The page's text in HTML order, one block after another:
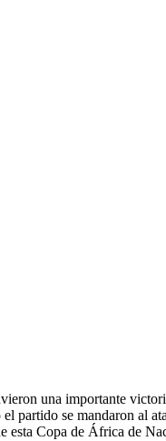
una importante
partido se mandaron al
esta Copa de África de